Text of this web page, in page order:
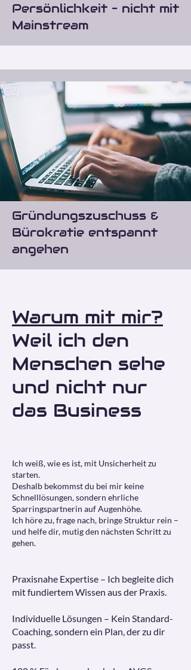
Persönlichkeit – nicht mit
Mainstream
Gründungszuschuss &
Bürokratie entspannt
angehen
Warum mit mir?
Weil ich den
Menschen sehe
und nicht nur
das Business
Ich weiß, wie es ist, mit Unsicherheit zu
starten.
Deshalb bekommst du bei mir keine
Schnelllösungen, sondern ehrliche
Sparringspartnerin auf Augenhöhe.
Ich höre zu, frage nach, bringe Struktur rein –
und helfe dir, mutig den nächsten Schritt zu
gehen.
Praxisnahe Expertise – Ich begleite dich
mit fundiertem Wissen aus der Praxis.
Individuelle Lösungen – Kein Standard-
Coaching, sondern ein Plan, der zu dir
passt.